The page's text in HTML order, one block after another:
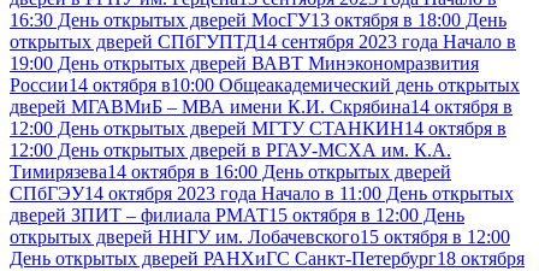
16:30 День открытых дверей МосГУ13 октября в 18:00 День
открытых дверей СПбГУПТД14 сентября 2023 года Начало в
19:00 День открытых дверей ВАВТ Минэкономразвития
России14 октября в10:00 Общеакадемический день открытых
дверей МГАВМиБ – МВА имени К.И. Скрябина14 октября в
12:00 День открытых дверей МГТУ СТАНКИН14 октября в
12:00 День открытых дверей в РГАУ-МСХА им. К.А.
Тимирязева14 октября в 16:00 День открытых дверей
СПбГЭУ14 октября 2023 года Начало в 11:00 День открытых
дверей ЗПИТ – филиала РМАТ15 октября в 12:00 День
открытых дверей ННГУ им. Лобачевского15 октября в 12:00
День открытых дверей РАНХиГС Санкт-Петербург18 октября